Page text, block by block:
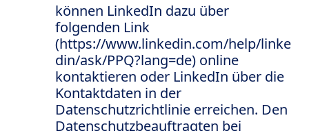
können LinkedIn dazu über
folgenden Link
(https://www.linkedin.com/help/linke
din/ask/PPQ?lang=de) online
kontaktieren oder LinkedIn über die
Kontaktdaten in der
Datenschutzrichtlinie erreichen. Den
Datenschutzbeauftragten bei